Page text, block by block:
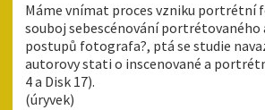
Máme vnímat proces vzniku portrétní
souboj sebescénování portrétovaného
postupů fotografa?, ptá se studie
autorovy stati o inscenované a
4 a Disk 17).
(úryvek)